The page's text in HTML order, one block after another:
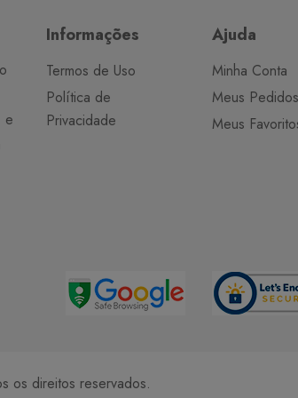
e
Informações
Termos de Uso
Política de
Privacidade
Ajuda
Minha Conta
Meus Pedidos
Meus
os direitos reservados. Métodos de